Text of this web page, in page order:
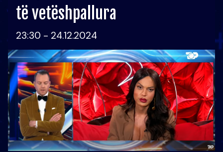
të vetëshpallura
23:30 - 24.12.2024